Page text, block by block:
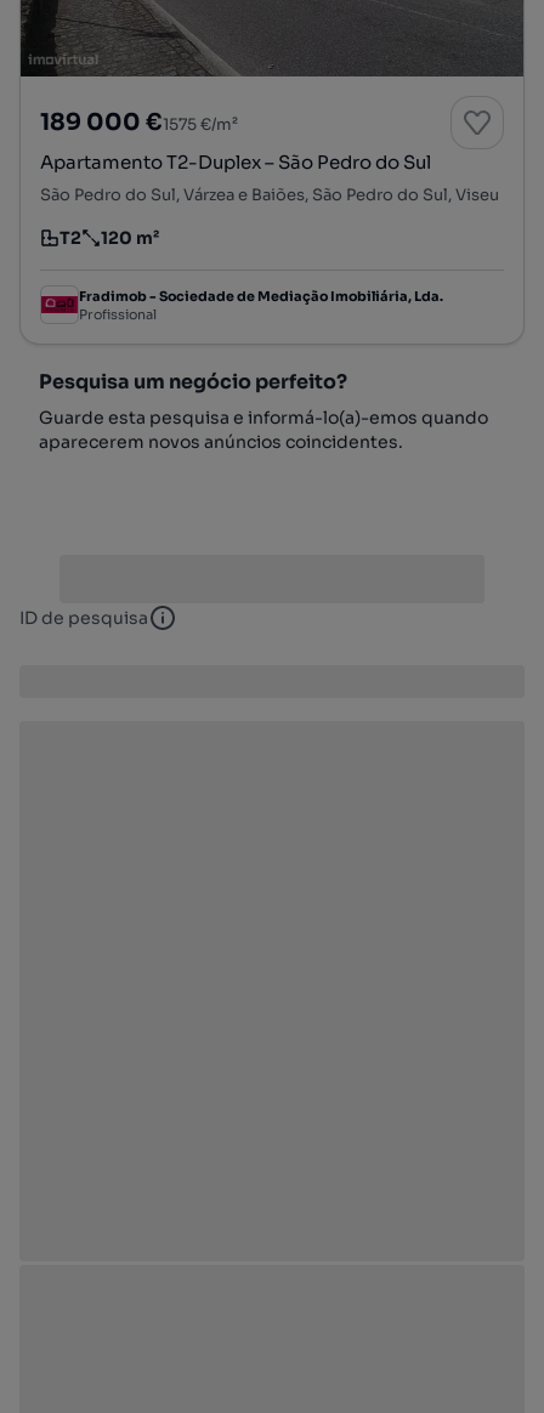
189 000 €1575 €/m²
Apartamento T2-Duplex – São Pedro do Sul
São Pedro do Sul, Várzea e Baiões, São Pedro do Sul, Viseu
Tipologia
T2
Preço por metro quadrado
120 m²
Fradimob - Sociedade de Mediação Imobiliária, Lda.
Profissional
Pesquisa um negócio perfeito?
Guarde esta pesquisa e informá-lo(a)-emos quando
aparecerem novos anúncios coincidentes.
ID de pesquisa ID de pesquisa